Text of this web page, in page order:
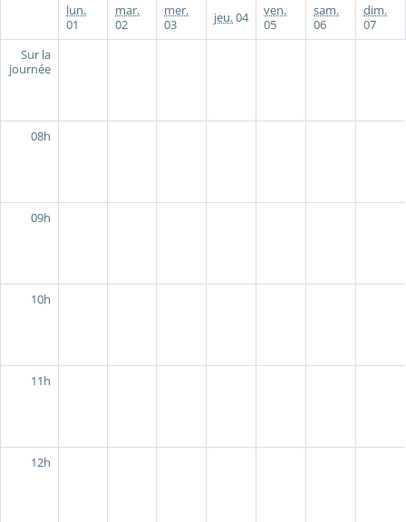
lun.
01
mar.
02
mer.
03
jeu.04
ven.
05
sam.
06
dim.
07
Sur la
journée
08h
09h
10h
11h
12h